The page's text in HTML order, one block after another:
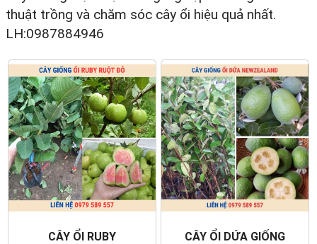
thuật trồng và chăm sóc cây ổi hiệu quả nhất.
LH:0987884946
CÂY ỔI RUBY CÂY ỔI DỨA GIỐNG